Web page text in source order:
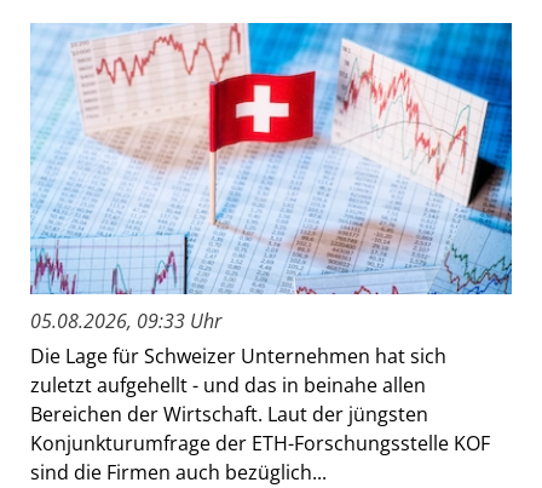
05.08.2026, 09:33 Uhr
Die Lage für Schweizer Unternehmen hat sich
zuletzt aufgehellt - und das in beinahe allen
Bereichen der Wirtschaft. Laut der jüngsten
Konjunkturumfrage der ETH-Forschungsstelle KOF
sind die Firmen auch bezüglich...